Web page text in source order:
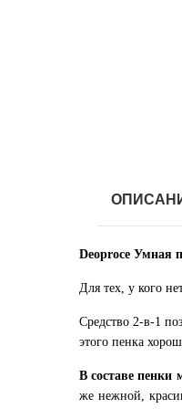
Deoproce Умная
Для тех, у кого
Средство 2-в-1
этого пенка
В составе пенки
же нежной,